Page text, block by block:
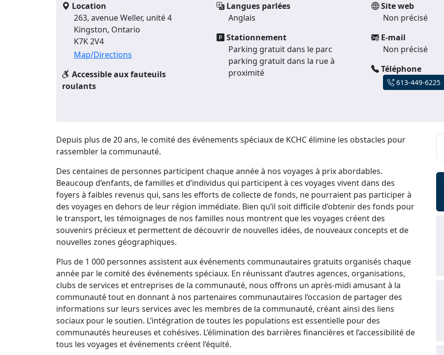
Location
263, avenue Weller, unité 4
Kingston, Ontario
K7K 2V4
Map/Directions
Accessible aux fauteuils
roulants
Langues parlées
Anglais
Stationnement
Parking gratuit dans le parc
parking gratuit dans la rue à
proximité
Site web
Non précisé
E-mail
Non précisé
Téléphone
613-449-6225
Depuis plus de 20 ans, le comité des événements spéciaux de KCHC élimine les obstacles pour
rassembler la communauté.
Des centaines de personnes participent chaque année à nos voyages à prix abordables.
Beaucoup d’enfants, de familles et d’individus qui participent à ces voyages vivent dans des
foyers à faibles revenus qui, sans les efforts de collecte de fonds, ne pourraient pas participer à
des voyages en dehors de leur région immédiate. Bien qu’il soit difficile d’obtenir des fonds pour
le transport, les témoignages de nos familles nous montrent que les voyages créent des
souvenirs précieux et permettent de découvrir de nouvelles idées, de nouveaux concepts et de
nouvelles zones géographiques.
Plus de 1 000 personnes assistent aux événements communautaires gratuits organisés chaque
année par le comité des événements spéciaux. En réunissant d’autres agences, organisations,
clubs de services et entreprises de la communauté, nous offrons un après-midi amusant à la
communauté tout en donnant à nos partenaires communautaires l’occasion de partager des
informations sur leurs services avec les membres de la communauté, créant ainsi des liens
sociaux pour le soutien. L’intégration de toutes les populations est essentielle pour des
communautés heureuses et cohésives. L’élimination des barrières financières et l’accessibilité de
tous les voyages et événements créent l’équité.